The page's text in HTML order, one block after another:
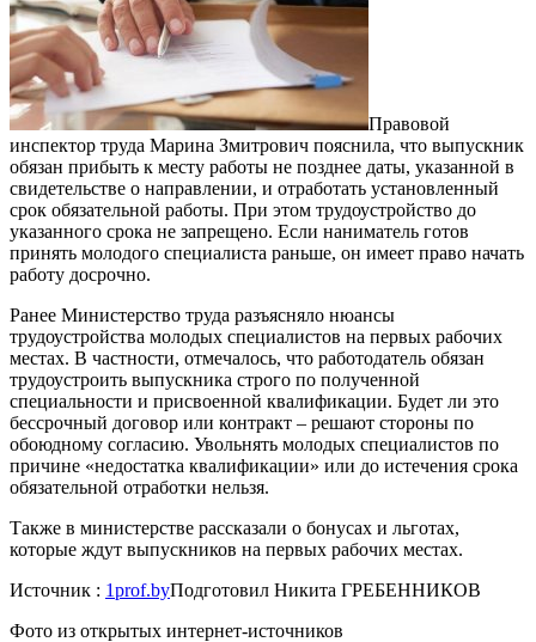
Правовой
инспектор труда Марина Змитрович пояснила, что выпускник
обязан прибыть к месту работы не позднее даты, указанной в
свидетельстве о направлении, и отработать установленный
срок обязательной работы. При этом трудоустройство до
указанного срока не запрещено. Если наниматель готов
принять молодого специалиста раньше, он имеет право начать
работу досрочно.
Ранее Министерство труда разъясняло нюансы
трудоустройства молодых специалистов на первых рабочих
местах. В частности, отмечалось, что работодатель обязан
трудоустроить выпускника строго по полученной
специальности и присвоенной квалификации. Будет ли это
бессрочный договор или контракт – решают стороны по
обоюдному согласию. Увольнять молодых специалистов по
причине «недостатка квалификации» или до истечения срока
обязательной отработки нельзя.
Также в министерстве рассказали о бонусах и льготах,
которые ждут выпускников на первых рабочих местах.
Источник : 1prof.byПодготовил Никита ГРЕБЕННИКОВ
Фото из открытых интернет-источников